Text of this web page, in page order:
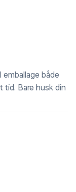
både
tid. Bare husk din